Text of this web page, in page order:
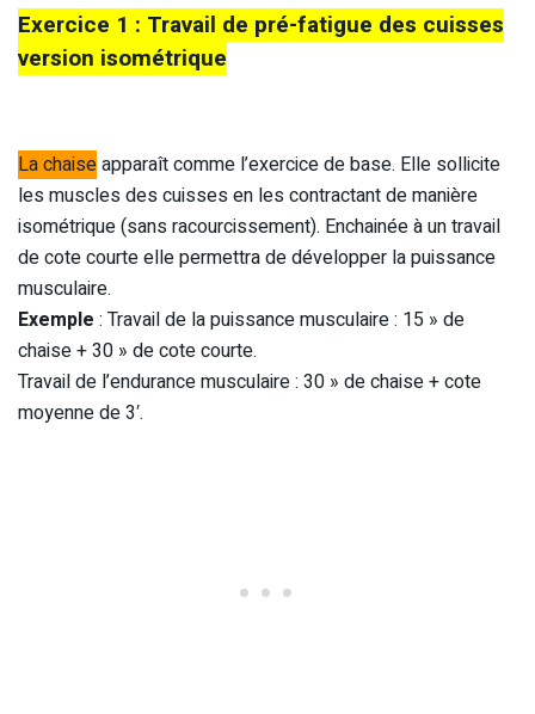
Exercice 1 : Travail de pré-fatigue des cuisses
version isométrique
La chaiseapparaît comme l’exercice de base. Elle sollicite
les muscles des cuisses en les contractant de manière
isométrique (sans racourcissement). Enchainée à un travail
de cote courte elle permettra de développer la puissance
musculaire.
Exemple : Travail de la puissance musculaire : 15 » de
chaise + 30 » de cote courte.
Travail de l’endurance musculaire : 30 » de chaise + cote
moyenne de 3′.